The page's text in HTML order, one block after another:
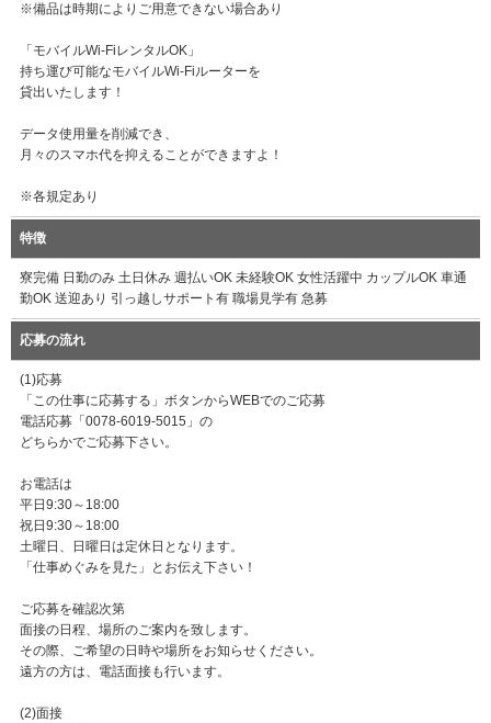
※備品は時期によりご用意できない場合あり
「モバイルWi-FiレンタルOK」
持ち運び可能なモバイルWi-Fiルーターを
貸出いたします！
データ使用量を削減でき、
月々のスマホ代を抑えることができますよ！
※各規定あり
特徴
寮完備 日勤のみ 土日休み 週払いOK 未経験OK 女性活躍中 カップルOK 車通
勤OK 送迎あり 引っ越しサポート有 職場見学有 急募
応募の流れ
(1)応募
「この仕事に応募する」ボタンからWEBでのご応募
電話応募「0078-6019-5015」の
どちらかでご応募下さい。
お電話は
平日9:30～18:00
祝日9:30～18:00
土曜日、日曜日は定休日となります。
「仕事めぐみを見た」とお伝え下さい！
ご応募を確認次第
面接の日程、場所のご案内を致します。
その際、ご希望の日時や場所をお知らせください。
遠方の方は、電話面接も行います。
(2)面接